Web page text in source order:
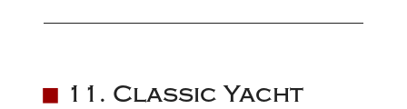
11. Classic Yacht